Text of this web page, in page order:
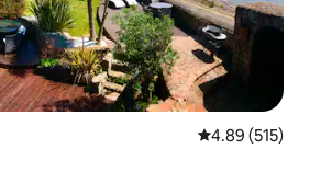
レビュー515
4.89 (515)